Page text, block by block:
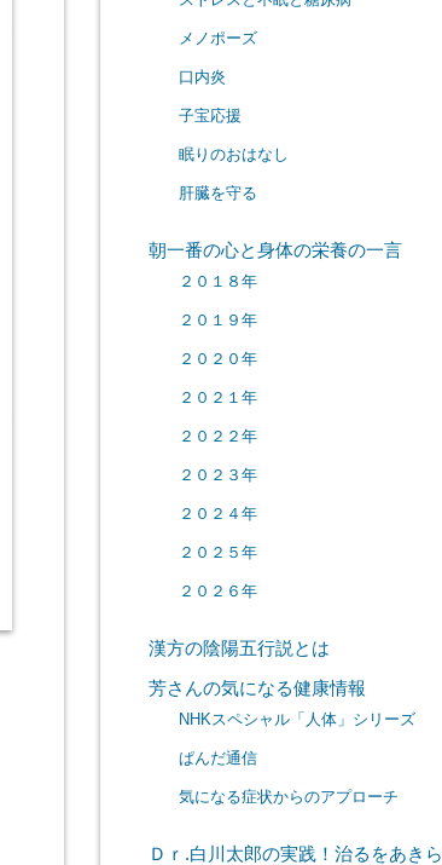
メノポーズ
口内炎
子宝応援
眠りのおはなし
肝臓を守る
朝一番の心と身体の栄養の一言
２０１８年
２０１９年
２０２０年
２０２１年
２０２２年
２０２３年
２０２４年
２０２５年
２０２６年
漢方の陰陽五行説とは
芳さんの気になる健康情報
NHKスペシャル「人体」シリーズ
ぱんだ通信
気になる症状からのアプローチ
Ｄｒ.白川太郎の実践！治るをあきら